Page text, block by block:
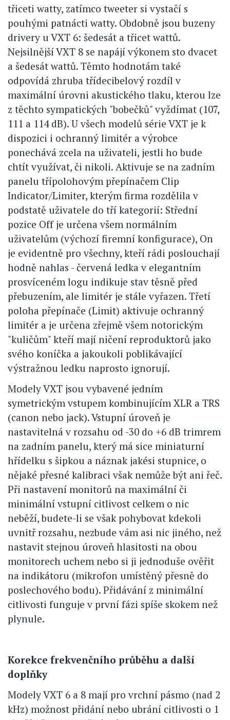
třiceti watty, zatímco tweeter si vystačí s
pouhými patnácti watty. Obdobně jsou buzeny
drivery u VXT 6: šedesát a třicet wattů.
Nejsilnější VXT 8 se napájí výkonem sto dvacet
a šedesát wattů. Těmto hodnotám také
odpovídá zhruba třídecibelový rozdíl v
maximální úrovni akustického tlaku, kterou lze
z těchto sympatických "bobečků" vyždímat (107,
111 a 114 dB). U všech modelů série VXT je k
dispozici i ochranný limitér a výrobce
ponechává zcela na uživateli, jestli ho bude
chtít využívat, či nikoli. Aktivuje se na zadním
panelu třípolohovým přepínačem Clip
Indicator/Limiter, kterým firma rozdělila v
podstatě uživatele do tří kategorií: Střední
pozice Off je určena všem normálním
uživatelům (výchozí firemní konfigurace), On
je evidentně pro všechny, kteří rádi poslouchají
hodně nahlas - červená ledka v elegantním
prosvíceném logu indikuje stav těsně před
přebuzením, ale limitér je stále vyřazen. Třetí
poloha přepínače (Limit) aktivuje ochranný
limitér a je určena zřejmě všem notorickým
"kuličům" kteří mají ničení reproduktorů jako
svého koníčka a jakoukoli poblikávající
výstražnou ledku naprosto ignorují.
Modely VXT jsou vybavené jedním
symetrickým vstupem kombinujícím XLR a TRS
(canon nebo jack). Vstupní úroveň je
nastavitelná v rozsahu od -30 do +6 dB trimrem
na zadním panelu, který má sice miniaturní
hřídelku s šipkou a náznak jakési stupnice, o
nějaké přesné kalibraci však nemůže být ani řeč.
Při nastavení monitorů na maximální či
minimální vstupní citlivost celkem o nic
neběží, budete-li se však pohybovat kdekoli
uvnitř rozsahu, nezbude vám asi nic jiného, než
nastavit stejnou úroveň hlasitosti na obou
monitorech uchem nebo si ji jednoduše ověřit
na indikátoru (mikrofon umístěný přesně do
poslechového bodu). Přidávání z minimální
citlivosti funguje v první fázi spíše skokem než
plynule.
Korekce frekvenčního průběhu a další
doplňky
Modely VXT 6 a 8 mají pro vrchní pásmo (nad 2
kHz) možnost přidání nebo ubrání citlivosti o 1